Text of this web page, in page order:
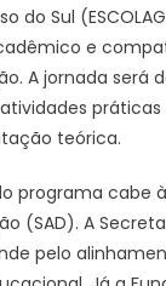
do Sul
e
A jornada será
práticas
teórica.
programa cabe
(SAD). A
pelo